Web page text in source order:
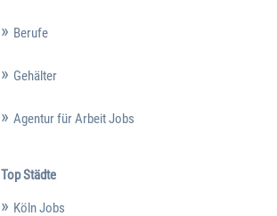
Berufe
Gehälter
Agentur für Arbeit Jobs
Top Städte
Köln Jobs